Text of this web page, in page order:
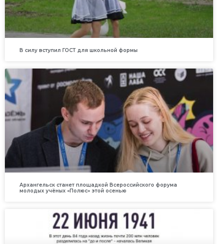
В силу вступил ГОСТ для школьной формы
Архангельск станет площадкой Всероссийского форума
молодых учёных «Полюс» этой осенью